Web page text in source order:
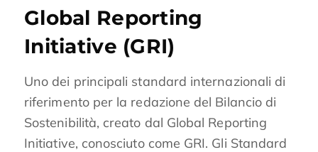
Global Reporting
Initiative (GRI)
Uno dei principali standard internazionali di
riferimento per la redazione del Bilancio di
Sostenibilità, creato dal Global Reporting
Initiative, conosciuto come GRI. Gli Standard